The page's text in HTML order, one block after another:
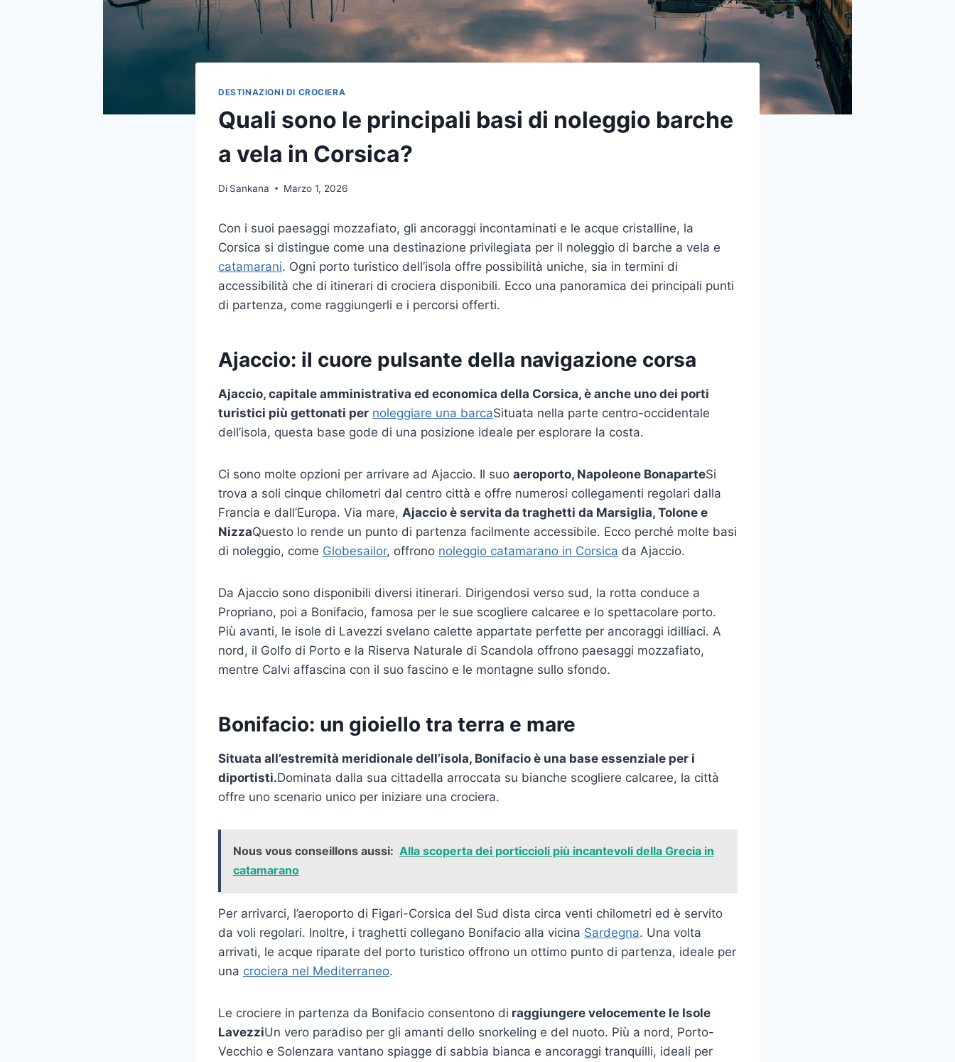
DESTINAZIONI DI CROCIERA
Quali sono le principali basi di noleggio barche
a vela in Corsica?
Di Sankana Marzo 1, 2026
Con i suoi paesaggi mozzafiato, gli ancoraggi incontaminati e le acque cristalline, la
Corsica si distingue come una destinazione privilegiata per il noleggio di barche a vela e
catamarani. Ogni porto turistico dell’isola offre possibilità uniche, sia in termini di
accessibilità che di itinerari di crociera disponibili. Ecco una panoramica dei principali punti
di partenza, come raggiungerli e i percorsi offerti.
Ajaccio: il cuore pulsante della navigazione corsa
Ajaccio, capitale amministrativa ed economica della Corsica, è anche uno dei porti
turistici più gettonati per noleggiare una barcaSituata nella parte centro-occidentale
dell’isola, questa base gode di una posizione ideale per esplorare la costa.
Ci sono molte opzioni per arrivare ad Ajaccio. Il suo aeroporto, Napoleone BonaparteSi
trova a soli cinque chilometri dal centro città e offre numerosi collegamenti regolari dalla
Francia e dall’Europa. Via mare, Ajaccio è servita da traghetti da Marsiglia, Tolone e
NizzaQuesto lo rende un punto di partenza facilmente accessibile. Ecco perché molte basi
di noleggio, come Globesailor, offrono noleggio catamarano in Corsica da Ajaccio.
Da Ajaccio sono disponibili diversi itinerari. Dirigendosi verso sud, la rotta conduce a
Propriano, poi a Bonifacio, famosa per le sue scogliere calcaree e lo spettacolare porto.
Più avanti, le isole di Lavezzi svelano calette appartate perfette per ancoraggi idilliaci. A
nord, il Golfo di Porto e la Riserva Naturale di Scandola offrono paesaggi mozzafiato,
mentre Calvi affascina con il suo fascino e le montagne sullo sfondo.
Bonifacio: un gioiello tra terra e mare
Situata all’estremità meridionale dell’isola, Bonifacio è una base essenziale per i
diportisti.Dominata dalla sua cittadella arroccata su bianche scogliere calcaree, la città
offre uno scenario unico per iniziare una crociera.
Nous vous conseillons aussi: Alla scoperta dei porticcioli più incantevoli della Grecia in
catamarano
Per arrivarci, l’aeroporto di Figari-Corsica del Sud dista circa venti chilometri ed è servito
da voli regolari. Inoltre, i traghetti collegano Bonifacio alla vicina Sardegna. Una volta
arrivati, le acque riparate del porto turistico offrono un ottimo punto di partenza, ideale per
una crociera nel Mediterraneo.
Le crociere in partenza da Bonifacio consentono di raggiungere velocemente le Isole
LavezziUn vero paradiso per gli amanti dello snorkeling e del nuoto. Più a nord, Porto-
Vecchio e Solenzara vantano spiagge di sabbia bianca e ancoraggi tranquilli, ideali per